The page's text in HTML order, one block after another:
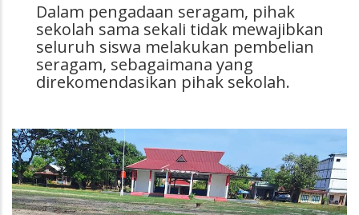
Dalam pengadaan seragam, pihak
sekolah sama sekali tidak mewajibkan
seluruh siswa melakukan pembelian
seragam, sebagaimana yang
direkomendasikan pihak sekolah.